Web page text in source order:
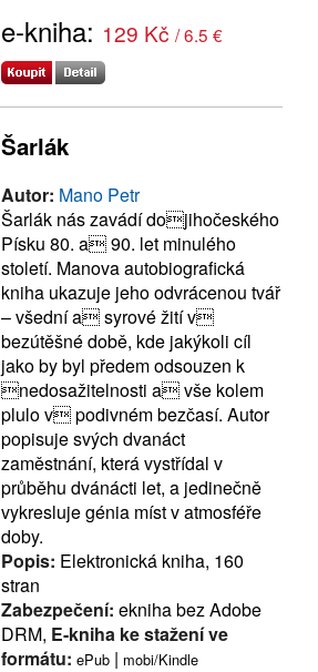
e-kniha: 129 Kč / 6.5 €
Šarlák
Autor: Mano Petr
Šarlák nás zavádí dojihočeského
Písku 80. a 90. let minulého
století. Manova autobiografická
kniha ukazuje jeho odvrácenou tvář
– všední a syrové žití v
bezútěšné době, kde jakýkoli cíl
jako by byl předem odsouzen k
nedosažitelnosti a vše kolem
plulo v podivném bezčasí. Autor
popisuje svých dvanáct
zaměstnání, která vystřídal v
průběhu dvánácti let, a jedinečně
vykresluje génia míst v atmosféře
doby.
Popis: Elektronická kniha, 160
stran
Zabezpečení: ekniha bez Adobe
DRM, E-kniha ke stažení ve
formátu: ePub | mobi/Kindle